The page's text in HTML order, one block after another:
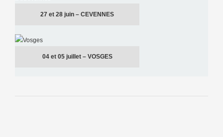
27 et 28 juin – CEVENNES
04 et 05 juillet – VOSGES